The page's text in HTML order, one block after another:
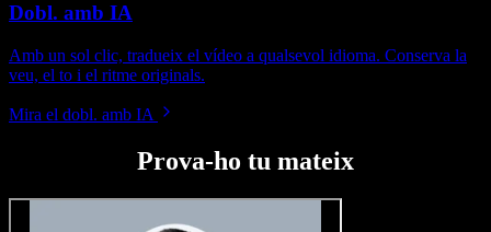
Dobl. amb IA
Amb un sol clic, tradueix el vídeo a qualsevol idioma. Conserva la
veu, el to i el ritme originals.
Mira el dobl. amb IA
Prova-ho tu mateix